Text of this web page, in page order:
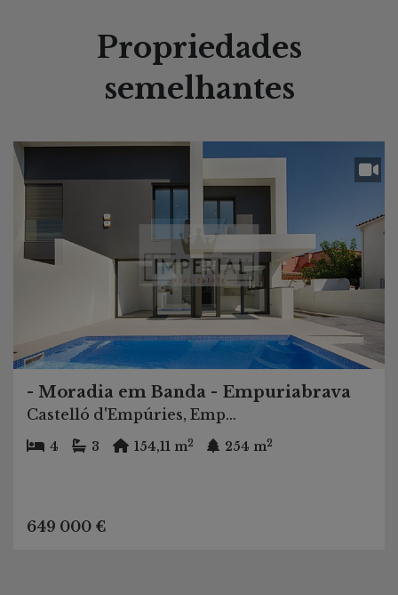
Propriedades
semelhantes
- Moradia em Banda - Empuriabrava
Castelló d'Empúries, Empuriabrava
4 3 154,11 m2 254 m2
649 000 €